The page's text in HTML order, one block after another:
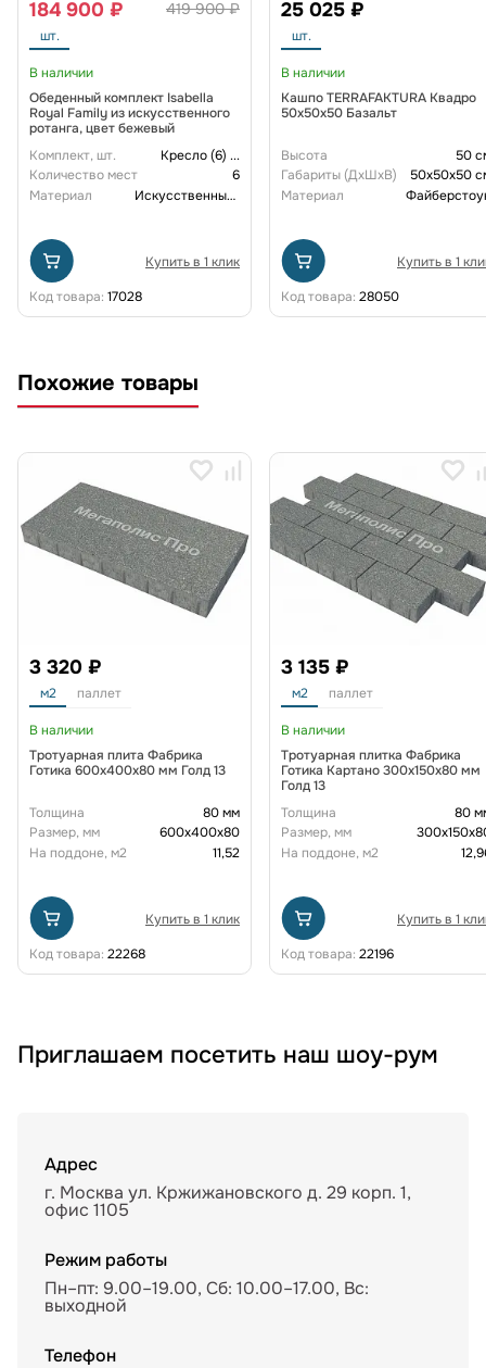
419 900 ₽
184 900 ₽
шт.
В наличии
Обеденный комплект Isabella
Royal Family из искусственного
ротанга, цвет бежевый
Комплект, шт.
Кресло (6) ...
Количество мест
6
Материал
Искусственный ротанг
Купить в 1 клик
Код товара: 17028
25 025 ₽
шт.
В наличии
Кашпо TERRAFAKTURA Квадро
50x50x50 Базальт
Высота
50
Габариты (ДxШxВ)
50x50x50
Материал
Купить в 1
Код товара: 28050
Похожие товары
3 320 ₽
м2 паллет
В наличии
Тротуарная плита Фабрика
Готика 600х400х80 мм Голд 13
Толщина
80 мм
Размер, мм
600х400х80
На поддоне, м2
11,52
Купить в 1 клик
Код товара: 22268
3 135 ₽
м2 паллет
В наличии
Тротуарная плитка Фабрика
Готика Картано 300х150х80 мм
Голд 13
Толщина
80
Размер, мм
На поддоне, м2
Купить в 1
Код товара: 22196
Приглашаем посетить наш шоу-рум
Адрес
г. Москва ул. Кржижановского д. 29 корп. 1,
офис 1105
Режим работы
Пн–пт: 9.00–19.00, Сб: 10.00–17.00, Вс:
выходной
Телефон